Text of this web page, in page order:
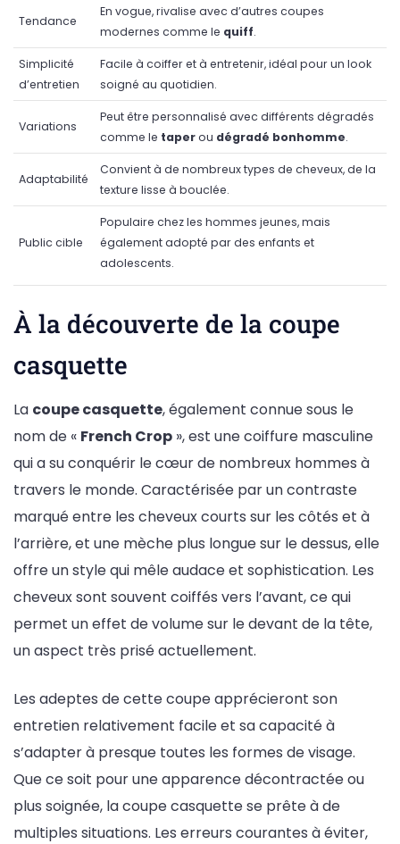
Tendance
En vogue, rivalise avec d’autres coupes
modernes comme le quiff.
Simplicité
d’entretien
Facile à coiffer et à entretenir, idéal pour un look
soigné au quotidien.
Variations
Peut être personnalisé avec différents dégradés
comme le taperou dégradé bonhomme.
Adaptabilité
Convient à de nombreux types de cheveux, de la
texture lisse à bouclée.
Public cible
Populaire chez les hommes jeunes, mais
également adopté par des enfants et
adolescents.
À la découverte de la coupe
casquette
La coupe casquette, également connue sous le
nom de « French Crop », est une coiffure masculine
qui a su conquérir le cœur de nombreux hommes à
travers le monde. Caractérisée par un contraste
marqué entre les cheveux courts sur les côtés et à
l’arrière, et une mèche plus longue sur le dessus, elle
offre un style qui mêle audace et sophistication. Les
cheveux sont souvent coiffés vers l’avant, ce qui
permet un effet de volume sur le devant de la tête,
un aspect très prisé actuellement.
Les adeptes de cette coupe apprécieront son
entretien relativement facile et sa capacité à
s’adapter à presque toutes les formes de visage.
Que ce soit pour une apparence décontractée ou
plus soignée, la coupe casquette se prête à de
multiples situations. Les erreurs courantes à éviter,